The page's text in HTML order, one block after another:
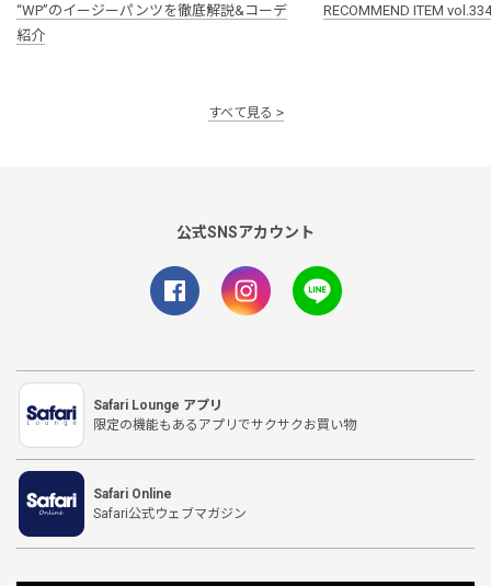
“WP”のイージーパンツを徹底解説&コーデ
紹介
RECOMMEND ITEM vol.334
すべて見る
公式SNSアカウント
Safari Lounge アプリ
限定の機能もあるアプリでサクサクお買い物
Safari Online
Safari公式ウェブマガジン